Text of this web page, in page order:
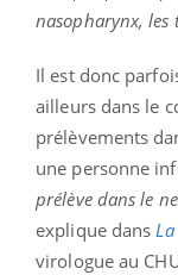
nasopharynx, les
Il est donc
ailleurs dans le
prélèvements
une personne
prélève dans le
explique dans
virologue au